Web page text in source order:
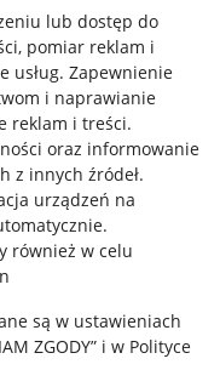
lub dostęp do
pomiar reklam i
usług. Zapewnienie
i naprawianie
reklam i treści.
oraz informowanie
z innych źródeł.
urządzeń na
.
również w celu
są w ustawieniach
ZGODY” i w Polityce